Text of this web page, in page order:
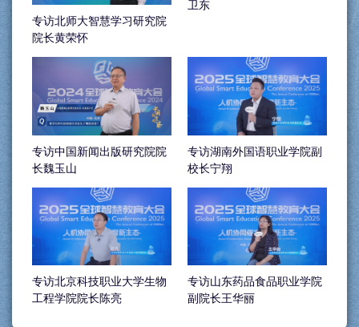
专访北师大智慧学习研究院
院长黄荣怀
卫东
专访中国新闻出版研究院院
长魏玉山
专访湖南外国语职业学院副
校长宁翔
专访北京科技职业大学生物
工程学院院长陈亮
专访山东药品食品职业学院
副院长王华丽